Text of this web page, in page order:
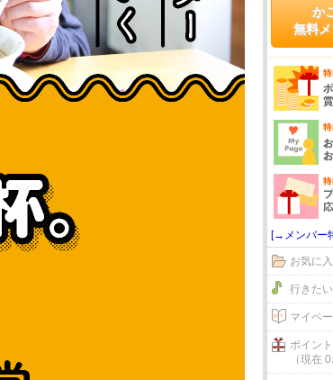
か
無料
[→メンバー
お気に入
行きた
マイペ
ポイン
（現在